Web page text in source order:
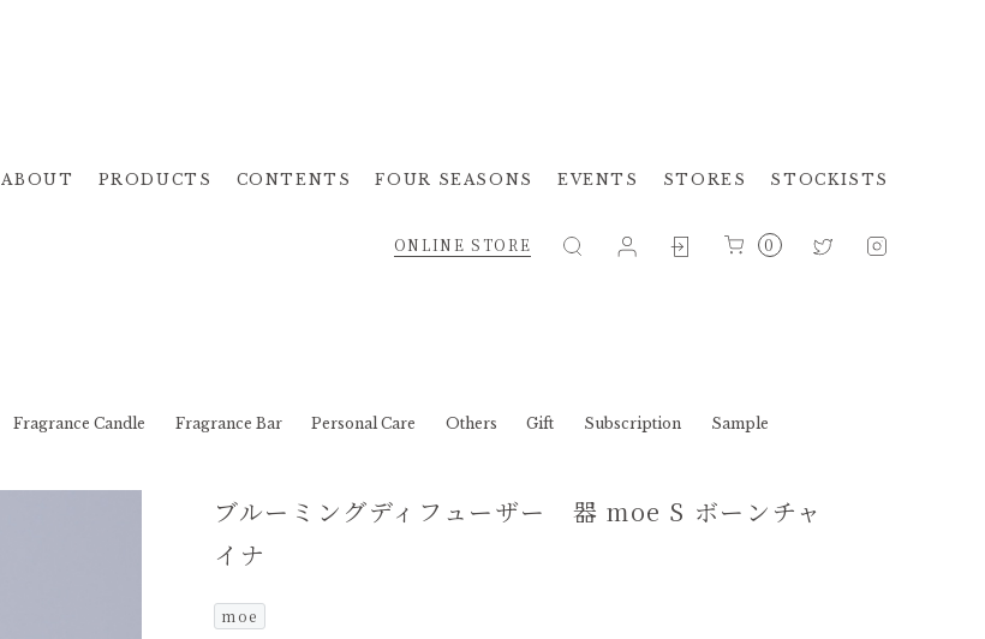
ABOUT PRODUCTS CONTENTS FOUR SEASONS EVENTS STORES STOCKISTS
ONLINE STORE 0
Fragrance Candle Fragrance Bar Personal Care Others Gift Subscription Sample
ブルーミングディフューザー 器 moe S ボーンチャ
イナ
moe